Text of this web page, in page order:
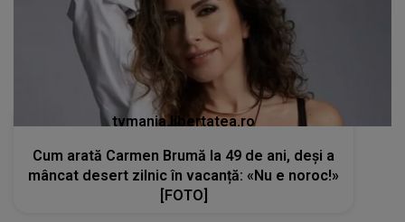
tvmania.libertatea.ro
Cum arată Carmen Brumă la 49 de ani, deși a
mâncat desert zilnic în vacanță: «Nu e noroc!»
[FOTO]